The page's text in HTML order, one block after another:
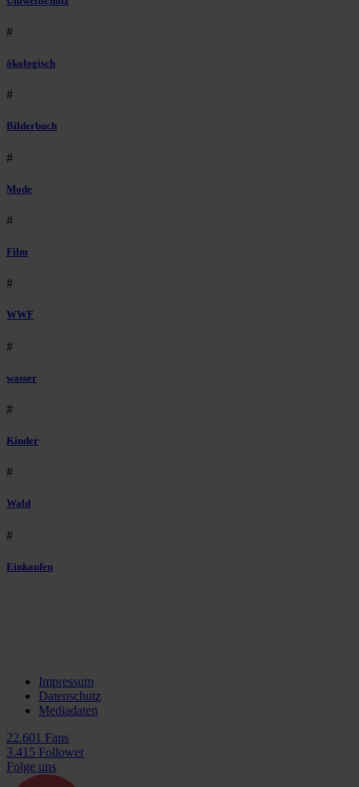
#
ökologisch
#
Bilderbuch
#
Mode
#
Film
#
WWF
#
wasser
#
Kinder
#
Wald
#
Einkaufen
Impressum
Datenschutz
Mediadaten
22.601 Fans
3.415 Follower
Folge uns